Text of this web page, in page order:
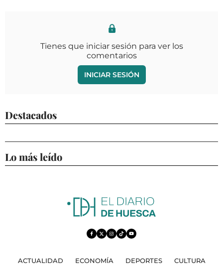
Tienes que iniciar sesión para ver los
comentarios
INICIAR SESIÓN
Destacados
Lo más leído
ACTUALIDAD ECONOMÍA DEPORTES
CULTURA